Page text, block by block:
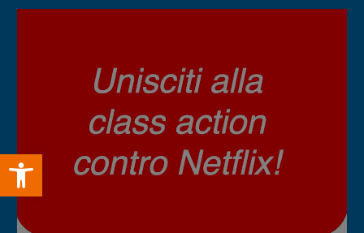
Open toolbar